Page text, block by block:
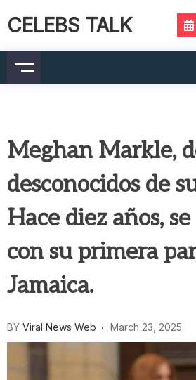
CELEBS TALK
Meghan Markle,
desconocidos de
Hace diez años, se
con su primera
Jamaica.
BY Viral News Web March 23, 2025